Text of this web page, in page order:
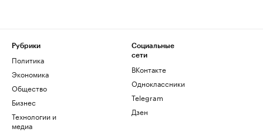
Рубрики
Политика
Экономика
Общество
Бизнес
Технологии и
медиа
Социальные
сети
ВКонтакте
Одноклассники
Telegram
Дзен